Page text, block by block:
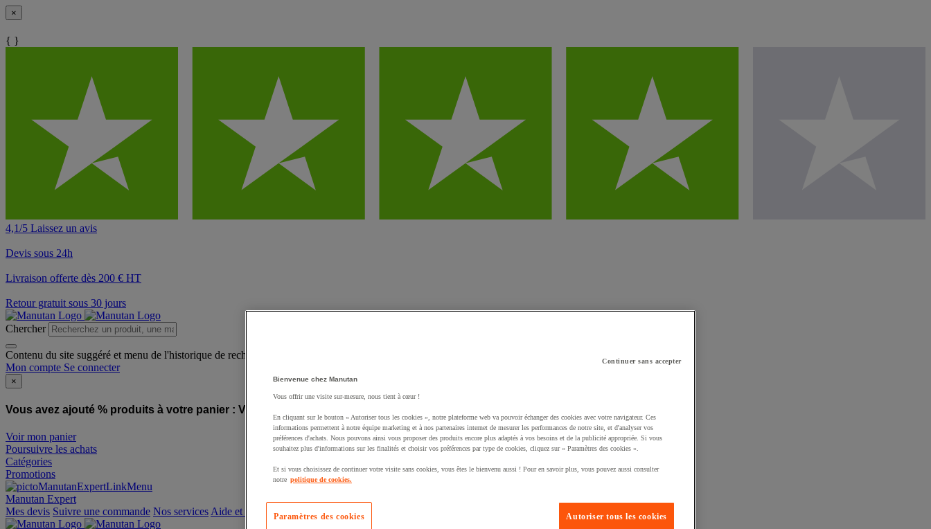
×
{ }
4,1/5 Laissez un avis
Devis sous 24h
Livraison offerte dès 200 € HT
Retour gratuit sous 30 jours
Chercher
Contenu du site suggéré et menu de l'historique de recherche
Mon compte Se connecter
×
Vous avez ajouté % produits à votre panier : Vous avez ajouté un produit à votre panier :
Voir mon panier
Poursuivre les achats
Catégories
Promotions
Manutan Expert
offre reconditionnée
Mes devis Suivre une commande Nos services Aide et contact
Continuer sans accepter
Bienvenue chez Manutan
Vous offrir une visite sur-mesure, nous tient à cœur !
En cliquant sur le bouton « Autoriser tous les cookies », notre plateforme web va pouvoir échanger des cookies avec votre navigateur. Ces
informations permettent à notre équipe marketing et à nos partenaires internet de mesurer les performances de notre site, et d'analyser vos
préférences d'achats. Nous pouvons ainsi vous proposer des produits encore plus adaptés à vos besoins et de la publicité appropriée. Si vous
souhaitez plus d'informations sur les finalités et choisir vos préférences par type de cookies, cliquez sur « Paramètres des cookies ».
Et si vous choisissez de continuer votre visite sans cookies, vous êtes le bienvenu aussi ! Pour en savoir plus, vous pouvez aussi consulter
notre politique de cookies.
Autoriser tous les cookies
Paramètres des cookies